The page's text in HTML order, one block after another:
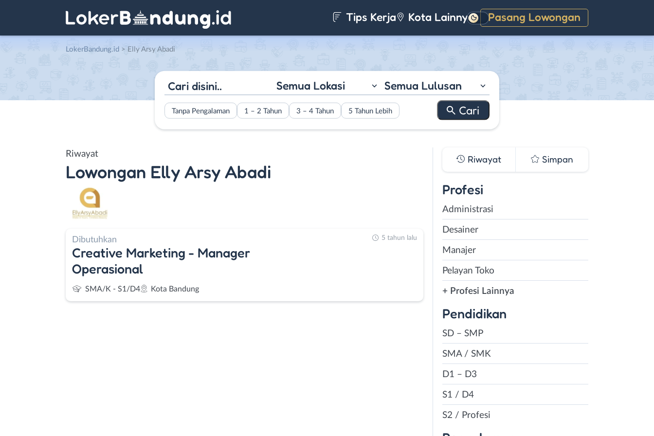
Tips Kerja Kota Lainnya Pasang Lowongan
Gelap
LokerBandung.id > Elly Arsy Abadi
Semua Lokasi Semua Lulusan
Tanpa Pengalaman 1 – 2 Tahun 3 – 4 Tahun 5 Tahun Lebih
Riwayat
Lowongan Elly Arsy Abadi
Dibutuhkan
Creative Marketing - Manager
Operasional
SMA/K - S1/D4 Kota Bandung
5 tahun lalu
Riwayat Simpan
Profesi
Administrasi
Desainer
Manajer
Pelayan Toko
+ Profesi Lainnya
Pendidikan
SD – SMP
SMA / SMK
D1 – D3
S1 / D4
S2 / Profesi